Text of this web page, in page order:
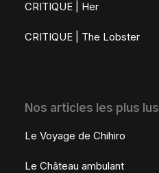
CRITIQUE | Her
CRITIQUE | The Lobster
Nos articles les plus lus
Le Voyage de Chihiro
Le Château ambulant